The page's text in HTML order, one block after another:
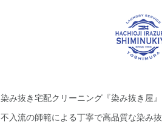
染み抜き宅配クリーニング『染み抜き屋
不入流の師範による丁寧で高品質な染み抜